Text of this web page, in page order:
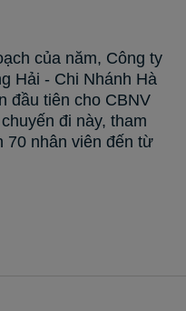
của năm, Công ty
Hải - Chi Nhánh Hà
đầu tiên cho CBNV
đi này, tham
70 nhân viên đến từ